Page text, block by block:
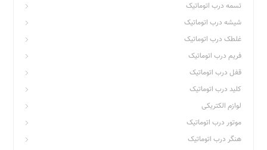
تسمه درب اتوماتیک
شیشه درب اتوماتیک
غلطک درب اتوماتیک
فریم درب اتوماتیک
قفل درب اتوماتیک
کلید درب اتوماتیک
لوازم الکتریکی
موتور درب اتوماتیک
هنگر درب اتوماتیک